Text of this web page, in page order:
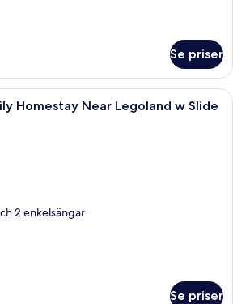
Se priser
Ett modernt och kompakt
Homestay Near Legoland w Slide
2 enkelsängar
Se priser